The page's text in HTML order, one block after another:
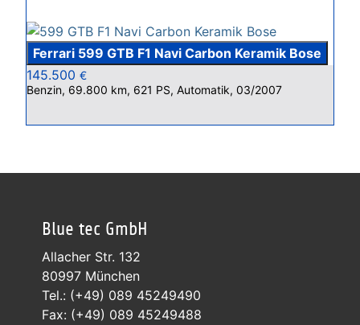
Ferrari 599 GTB F1 Navi Carbon Keramik Bose
145.500 €
Benzin, 69.800 km, 621 PS, Automatik, 03/2007
Blue tec GmbH
Allacher Str. 132
80997 München
Tel.: (+49) 089 45249490
Fax: (+49) 089 45249488